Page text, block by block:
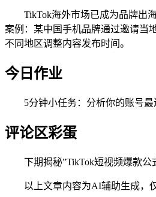
TikTok海外市场已成为品牌出
案例：某中国手机品牌通过邀请当
不同地区调整内容发布时间。
今日作业
5分钟小任务：分析你的账号
评论区彩蛋
下期揭秘”TikTok短视频爆款公
以上文章内容为AI辅助生成，